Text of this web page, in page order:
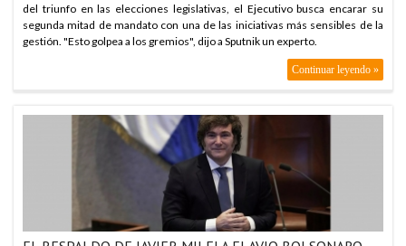
del triunfo en las elecciones legislativas, el Ejecutivo busca encarar su
segunda mitad de mandato con una de las iniciativas más sensibles de la
gestión. "Esto golpea a los gremios", dijo a Sputnik un experto.
Continuar leyendo »